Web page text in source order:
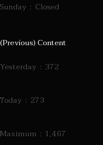
Sunday : Closed
(Previous) Content
Yesterday : 372
Today : 273
Maximum : 1,467